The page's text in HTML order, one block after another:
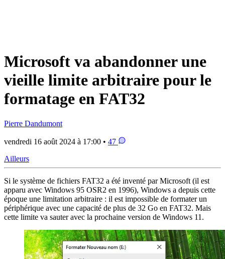
Microsoft va abandonner une
vieille limite arbitraire pour le
formatage en FAT32
Pierre Dandumont
vendredi 16 août 2024 à 17:00 • 47
Ailleurs
Si le système de fichiers FAT32 a été inventé par Microsoft (il est
apparu avec Windows 95 OSR2 en 1996), Windows a depuis cette
époque une limitation arbitraire : il est impossible de formater un
périphérique avec une capacité de plus de 32 Go en FAT32. Mais
cette limite va sauter avec la prochaine version de Windows 11.